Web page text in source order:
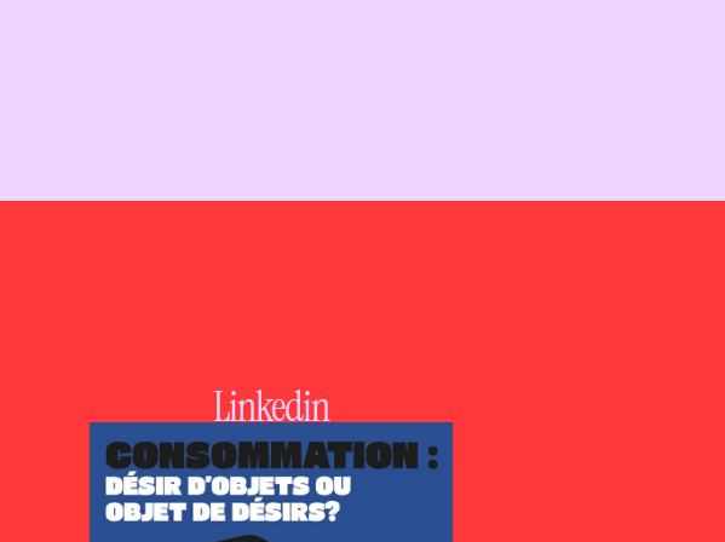
Linkedin
Instagram